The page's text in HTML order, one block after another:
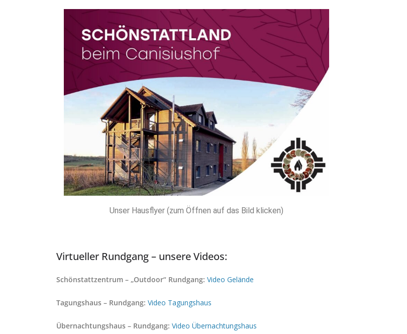
Unser Hausflyer (zum Öffnen auf das Bild klicken)
Virtueller Rundgang – unsere Videos:
Schönstattzentrum – „Outdoor“ Rundgang: Video Gelände
Tagungshaus – Rundgang: Video Tagungshaus
Übernachtungshaus – Rundgang: Video Übernachtungshaus